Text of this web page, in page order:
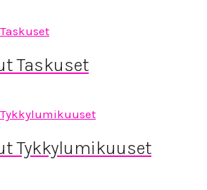
Taskuset
Tykkylumikuuset